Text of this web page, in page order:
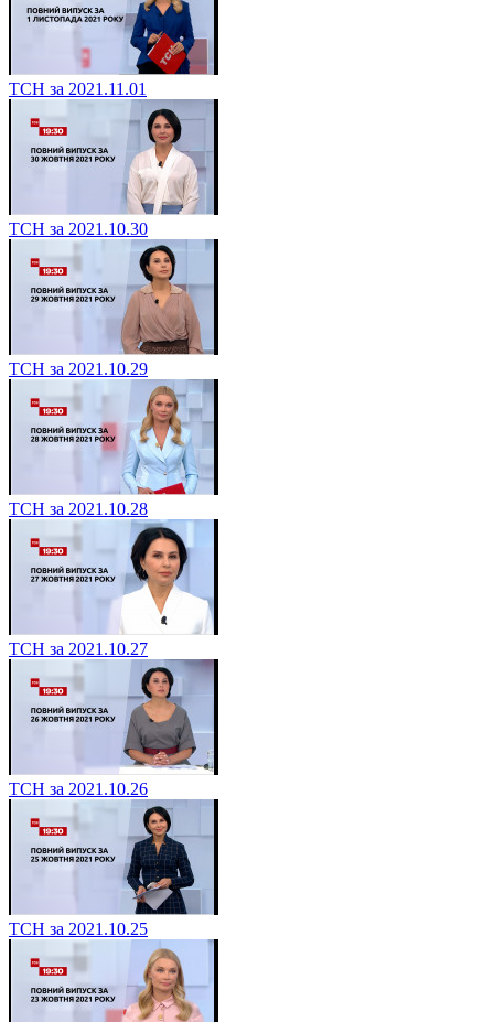
ТСН за 2021.11.01
ТСН за 2021.10.30
ТСН за 2021.10.29
ТСН за 2021.10.28
ТСН за 2021.10.27
ТСН за 2021.10.26
ТСН за 2021.10.25